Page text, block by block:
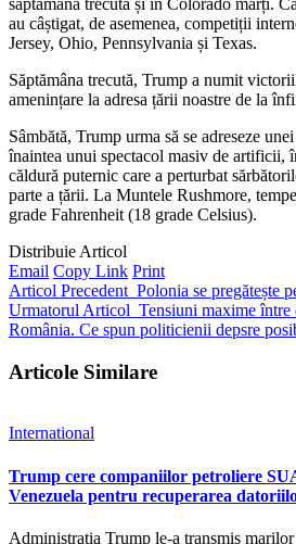
​​au câștigat, de asemenea, competiții
Jersey, Ohio, Pennsylvania și Texas.
Săptămâna trecută, Trump a numit
amenințare la adresa țării noastre de la
Sâmbătă, Trump urma să se adreseze
înaintea unui spectacol masiv de artificii,
căldură puternic care a perturbat
parte a țării. La Muntele Rushmore,
grade Fahrenheit (18 grade Celsius).
Distribuie Articol
Email Copy Link Print
Articol Precedent Polonia se pregătește
Urmatorul Articol Tensiuni maxime între
România. Ce spun politicienii depsre
Articole Similare
International
Trump cere companiilor petroliere
Venezuela pentru recuperarea
Administrația Trump le-a transmis